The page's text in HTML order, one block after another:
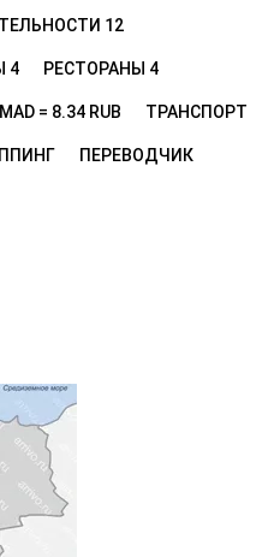
12
4 РЕСТОРАНЫ 4
= 8.34 RUB ТРАНСПОРТ
ПЕРЕВОДЧИК